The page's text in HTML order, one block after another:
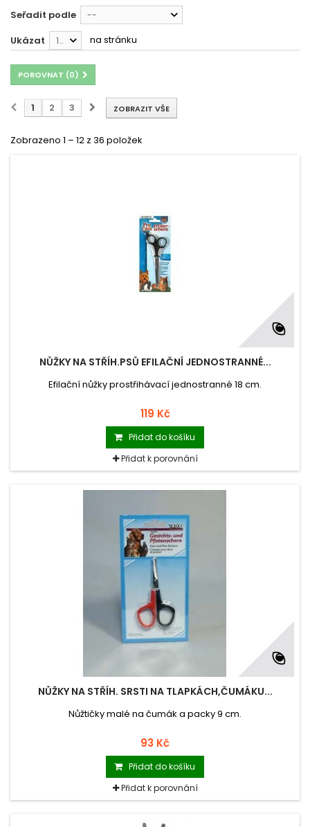
Seřadit podle
--
Ukázat 12 na stránku
POROVNAT (0)
ZOBRAZIT VŠE
1 2 3
Zobrazeno 1 – 12 z 36 položek
NŮŽKY NA STŘÍH.PSŮ EFILAČNÍ JEDNOSTRANNÉ...
Efilační nůžky prostřihávací jednostranné 18 cm.
119 Kč
Přidat do košíku
Přidat k porovnání
NŮŽKY NA STŘÍH. SRSTI NA TLAPKÁCH,ČUMÁKU...
Nůžtičky malé na čumák a packy 9 cm.
93 Kč
Přidat do košíku
Přidat k porovnání